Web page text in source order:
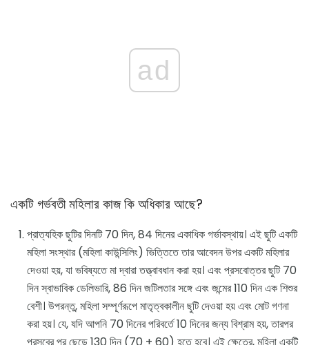
ad
একটি গর্ভবতী মহিলার কাজ কি অধিকার আছে?
প্রাত্যহিক ছুটির দিনটি 70 দিন, 84 দিনের একাধিক গর্ভাবস্থায়। এই ছুটি একটি
মহিলা সংস্থার (মহিলা কাউন্সিলিং) ভিত্তিতে তার আবেদন উপর একটি মহিলার
দেওয়া হয়, যা ভবিষ্যতে মা দ্বারা তত্ত্বাবধান করা হয়। এবং প্রসবোত্তর ছুটি 70
দিন স্বাভাবিক ডেলিভারি, 86 দিন জটিলতার সঙ্গে এবং জন্মের 110 দিন এক শিশুর
বেশী। উপরন্তু, মহিলা সম্পূর্ণরূপে মাতৃত্বকালীন ছুটি দেওয়া হয় এবং মোট গণনা
করা হয়। যে, যদি আপনি 70 দিনের পরিবর্তে 10 দিনের জন্য বিশ্রাম হয়, তারপর